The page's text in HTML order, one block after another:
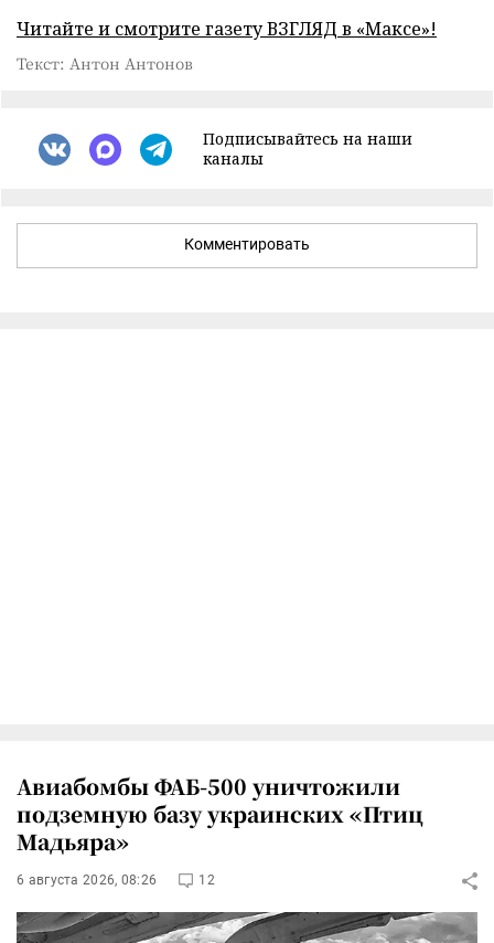
Читайте и смотрите газету ВЗГЛЯД в «Максе»!
Текст: Антон Антонов
Подписывайтесь на наши
каналы
Комментировать
Авиабомбы ФАБ-500 уничтожили
подземную базу украинских «Птиц
Мадьяра»
6 августа 2026, 08:26 12